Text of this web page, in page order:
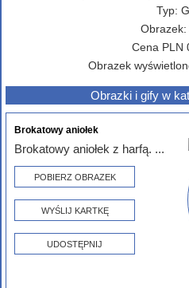
Typ:
Obrazek:
Cena PLN
Obrazek
Obrazki i gify w
Brokatowy aniołek
Brokatowy aniołek z harfą. ...
POBIERZ OBRAZEK
WYŚLIJ KARTKĘ
UDOSTĘPNIJ